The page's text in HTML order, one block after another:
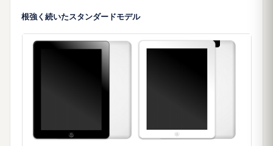
根強く続いたスタンダードモデル